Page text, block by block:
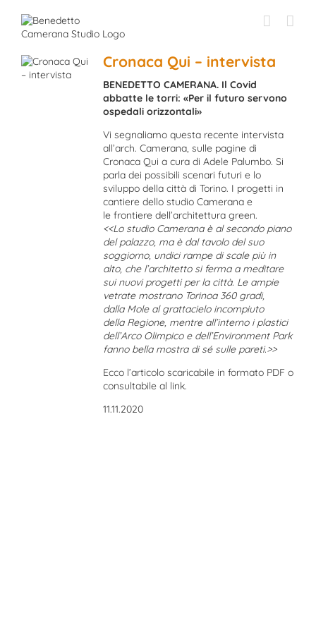
content
Cronaca Qui – intervista
BENEDETTO CAMERANA. Il Covid
abbatte le torri: «Per il futuro servono
ospedali orizzontali»
Vi segnaliamo questa recente intervista
all’arch. Camerana, sulle pagine di
Cronaca Qui a cura di Adele Palumbo. Si
parla dei possibili scenari futuri e lo
sviluppo della città di Torino. I progetti in
cantiere dello studio Camerana e
le frontiere dell’architettura green.
<<Lo studio Camerana è al secondo piano
del palazzo, ma è dal tavolo del suo
soggiorno, undici rampe di scale più in
alto, che l’architetto si ferma a meditare
sui nuovi progetti per la città. Le ampie
vetrate mostrano Torinoa 360 gradi,
dalla Mole al grattacielo incompiuto
della Regione, mentre all’interno i plastici
dell’Arco Olimpico e dell’Environment Park
fanno bella mostra di sé sulle pareti.>>
Ecco l’articolo scaricabile in formato PDF o
consultabileal link.
11.11.2020